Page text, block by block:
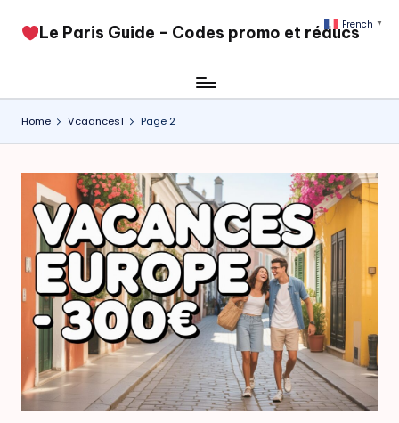
Skip
​Le Paris Guide - Codes promo et réducs
Home Vcaances1 Page 2
French ▼